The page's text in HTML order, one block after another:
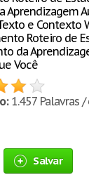
Aprendizagem
e Contexto
Roteiro de
da
Você
1.457 Palavras /
Salvar